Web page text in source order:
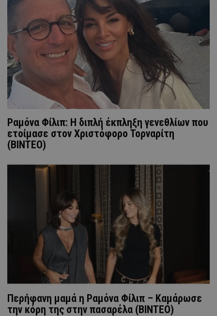
Ραμόνα Φίλιπ: Η διπλή έκπληξη γενεθλίων που
ετοίμασε στον Χριστόφορο Τορναρίτη
(ΒΙΝΤΕΟ)
Περήφανη μαμά η Ραμόνα Φίλιπ – Καμάρωσε
την κόρη της στην πασαρέλα (ΒΙΝΤΕΟ)